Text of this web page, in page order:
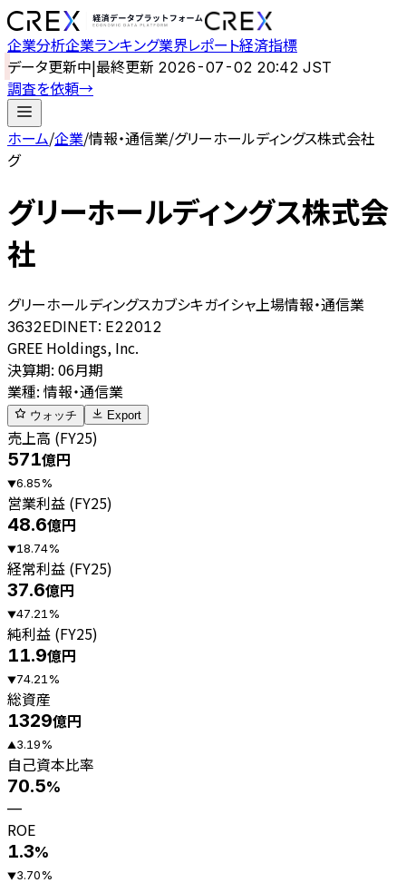
企業分析企業ランキング業界レポート経済指標
データ更新中|最終更新 2026-07-02 20:42 JST
調査を依頼→
ホーム/企業/情報・通信業/グリーホールディングス株式会社
グ
グリーホールディングス株式会
社
グリーホールディングスカブシキガイシャ 上場情報・通信業
3632EDINET: E22012
GREE Holdings, Inc.
決算期: 06月期
業種: 情報・通信業
ウォッチ Export
売上高 (FY25)
571億円
▼6.85%
営業利益 (FY25)
48.6億円
▼18.74%
経常利益 (FY25)
37.6億円
▼47.21 %
純利益 (FY25)
11.9億円
▼74.21 %
総資産
1329億円
▲3.19%
自己資本比率
70.5%
—
ROE
1.3%
▼3.70%